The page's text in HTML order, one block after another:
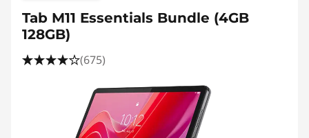
Tab M11 Essentials Bundle (4GB
128GB)
(675)